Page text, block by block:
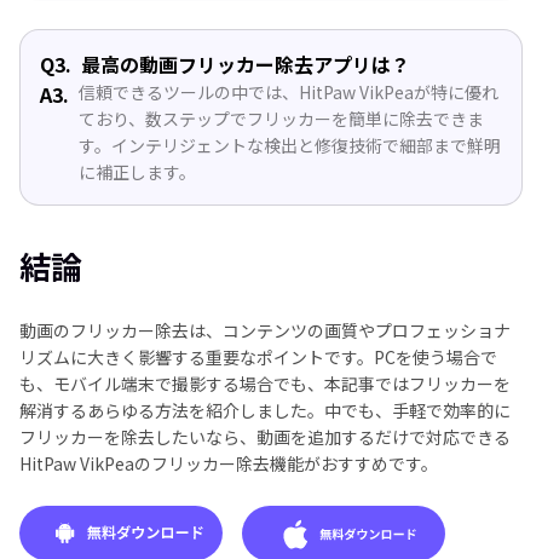
Q3. 最高の動画フリッカー除去アプリは？
A3. 信頼できるツールの中では、HitPaw VikPeaが特に優れ
ており、数ステップでフリッカーを簡単に除去できま
す。インテリジェントな検出と修復技術で細部まで鮮明
に補正します。
結論
動画のフリッカー除去は、コンテンツの画質やプロフェッショナ
リズムに大きく影響する重要なポイントです。PCを使う場合で
も、モバイル端末で撮影する場合でも、本記事ではフリッカーを
解消するあらゆる方法を紹介しました。中でも、手軽で効率的に
フリッカーを除去したいなら、動画を追加するだけで対応できる
HitPaw VikPeaのフリッカー除去機能がおすすめです。